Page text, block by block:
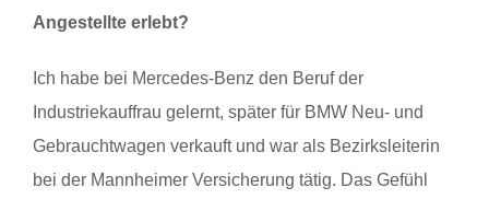
Angestellte erlebt?
Ich habe bei Mercedes-Benz den Beruf der
Industriekauffrau gelernt, später für BMW Neu- und
Gebrauchtwagen verkauft und war als Bezirksleiterin
bei der Mannheimer Versicherung tätig. Das Gefühl